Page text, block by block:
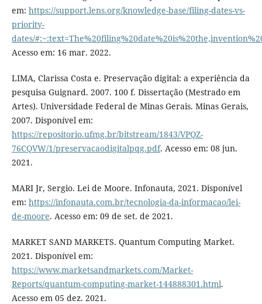
em: https://support.lens.org/knowledge-base/filing-dates-vs-
priority-
dates/
Acesso em: 16 mar. 2022.
LIMA, Clarissa Costa e. Preservação digital: a experiência da
pesquisa Guignard. 2007. 100 f. Dissertação (Mestrado em
Artes). Universidade Federal de Minas Gerais. Minas Gerais,
2007. Disponível em:
https://repositorio.ufmg.br/bitstream/1843/VPQZ-
76CQVW/1/preservacaodigitalpqg.pdf. Acesso em: 08 jun.
2021.
MARI Jr, Sergio. Lei de Moore. Infonauta, 2021. Disponível
em: https://infonauta.com.br/tecnologia-da-informacao/lei-
de-moore. Acesso em: 09 de set. de 2021.
MARKET SAND MARKETS. Quantum Computing Market.
2021. Disponível em:
https://www.marketsandmarkets.com/Market-
Reports/quantum-computing-market-144888301.html.
Acesso em 05 dez. 2021.